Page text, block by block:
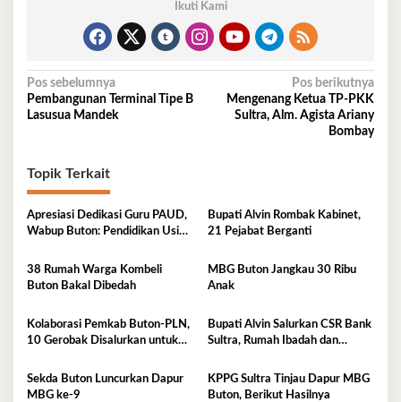
Ikuti Kami
Navigasi
pos
Pos sebelumnya
Pembangunan Terminal Tipe B
Lasusua Mandek
Pos berikutnya
Mengenang Ketua TP-PKK
Sultra, Alm. Agista Ariany
Bombay
Topik Terkait
Apresiasi Dedikasi Guru PAUD,
Wabup Buton: Pendidikan Usia
Bupati Alvin Rombak Kabinet,
21 Pejabat Berganti
38 Rumah Warga Kombeli
Buton Bakal Dibedah
MBG Buton Jangkau 30 Ribu
Anak
Kolaborasi Pemkab Buton-PLN,
10 Gerobak Disalurkan untuk
Bupati Alvin Salurkan CSR Bank
Sultra, Rumah Ibadah dan
Sekda Buton Luncurkan Dapur
MBG ke-9
KPPG Sultra Tinjau Dapur MBG
Buton, Berikut Hasilnya